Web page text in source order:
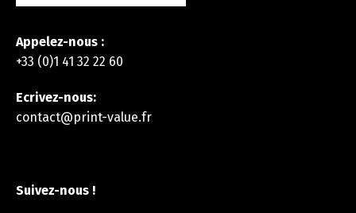
Appelez-nous :
+33 (0)1 41 32 22 60
Ecrivez-nous:
contact@print-value.fr
Suivez-nous !